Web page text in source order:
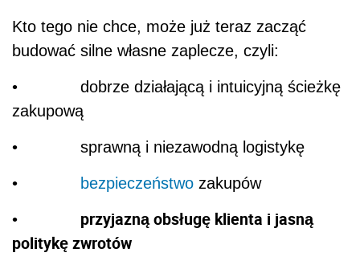
Kto tego nie chce, może już teraz zacząć
budować silne własne zaplecze, czyli:
• dobrze działającą i intuicyjną ścieżkę
zakupową
• sprawną i niezawodną logistykę
• bezpieczeństwo zakupów
• przyjazną obsługę klienta i jasną
politykę zwrotów